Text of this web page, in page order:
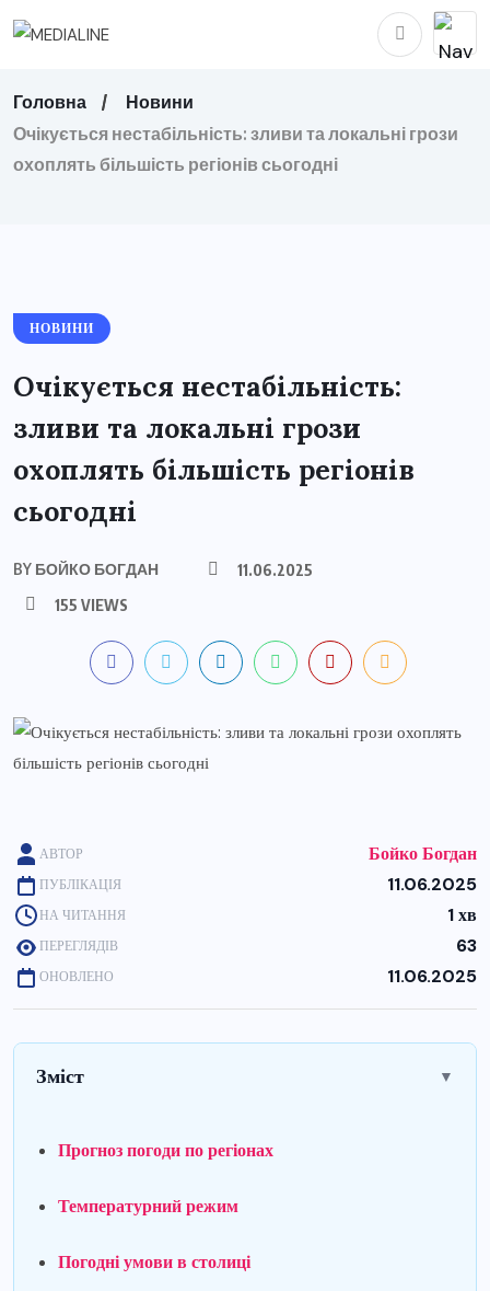
Головна
Новини
Очікується нестабільність: зливи та локальні грози
охоплять більшість регіонів сьогодні
НОВИНИ
Очікується нестабільність:
зливи та локальні грози
охоплять більшість регіонів
сьогодні
BY БОЙКО БОГДАН
11.06.2025
155 VIEWS
АВТОР Бойко Богдан
ПУБЛІКАЦІЯ 11.06.2025
НА ЧИТАННЯ 1 хв
ПЕРЕГЛЯДІВ 63
ОНОВЛЕНО 11.06.2025
Зміст ▼
Прогноз погоди по регіонах
Температурний режим
Погодні умови в столиці